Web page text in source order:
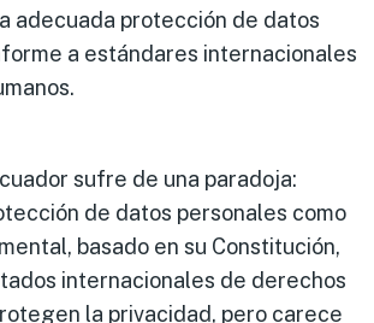
adecuada protección de datos
a estándares internacionales
sufre de una paradoja:
de datos personales como
basado en su Constitución,
internacionales de derechos
la privacidad, pero carece